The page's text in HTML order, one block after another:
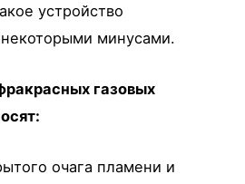
устройство
некоторыми минусами.
газовых
очага пламени и